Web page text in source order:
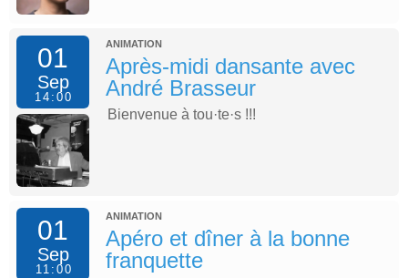
01
Sep
14:00
ANIMATION
Après-midi dansante avec
André Brasseur
Bienvenue à tou·te·s !!!
01
Sep
11:00
ANIMATION
Apéro et dîner à la bonne
franquette